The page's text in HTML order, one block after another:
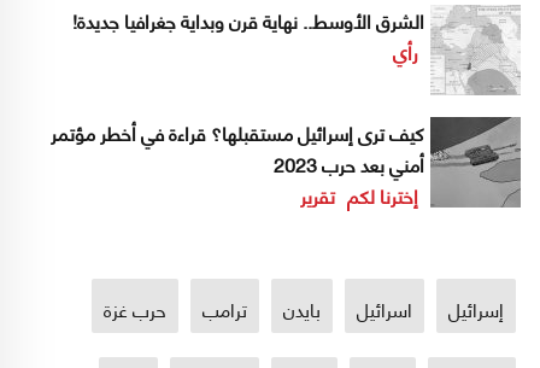
الشرق الأوسط.. نهاية قرن وبداية جغرافيا جديدة!
رأي
كيف ترى إسرائيل مستقبلها؟ قراءة في أخطر مؤتمر
أمني بعد حرب 2023
إخترنا لكم تقرير
إسرائيل اسرائيل بايدن ترامب حرب غزة